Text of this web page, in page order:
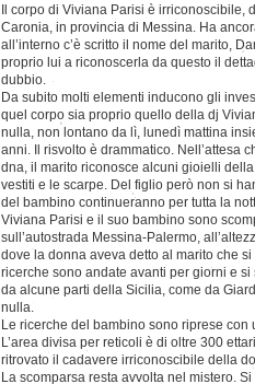
Il corpo di Viviana Parisi è
Caronia, in provincia di Messina. Ha
all’interno c’è scritto il nome del marito,
proprio lui a riconoscerla da questo il
dubbio.
Da subito molti elementi inducono gli
quel corpo sia proprio quello della dj
nulla, non lontano da lì, lunedì mattina
anni. Il risvolto è drammatico. Nell’attesa
dna, il marito riconosce alcuni gioielli
vestiti e le scarpe. Del figlio però non si
del bambino continueranno per tutta la
Viviana Parisi e il suo bambino sono
sull’autostrada Messina-Palermo,
dove la donna aveva detto al marito che
ricerche sono andate avanti per giorni e
da alcune parti della Sicilia, come da
nulla.
Le ricerche del bambino sono riprese
L’area divisa per reticoli è di oltre 300
ritrovato il cadavere irriconoscibile della
La scomparsa resta avvolta nel mistero.